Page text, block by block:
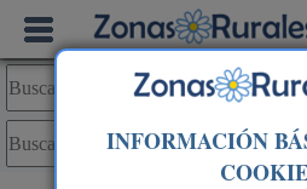
INFORMACIÓN